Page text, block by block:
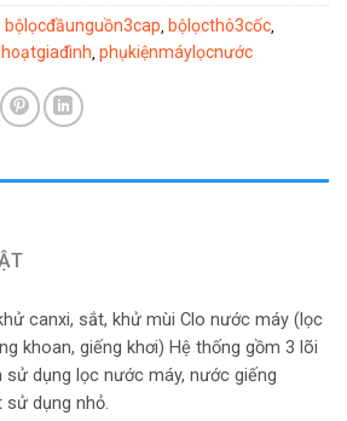
bộlọcđầunguồn3cap, bộlọcthô3cốc,
, phụkiệnmáylọcnước
canxi, sắt, khử mùi Clo nước máy (lọc
khoan, giếng khơi) Hệ thống gồm 3 lõi
sử dụng lọc nước máy, nước giếng
dụng nhỏ.